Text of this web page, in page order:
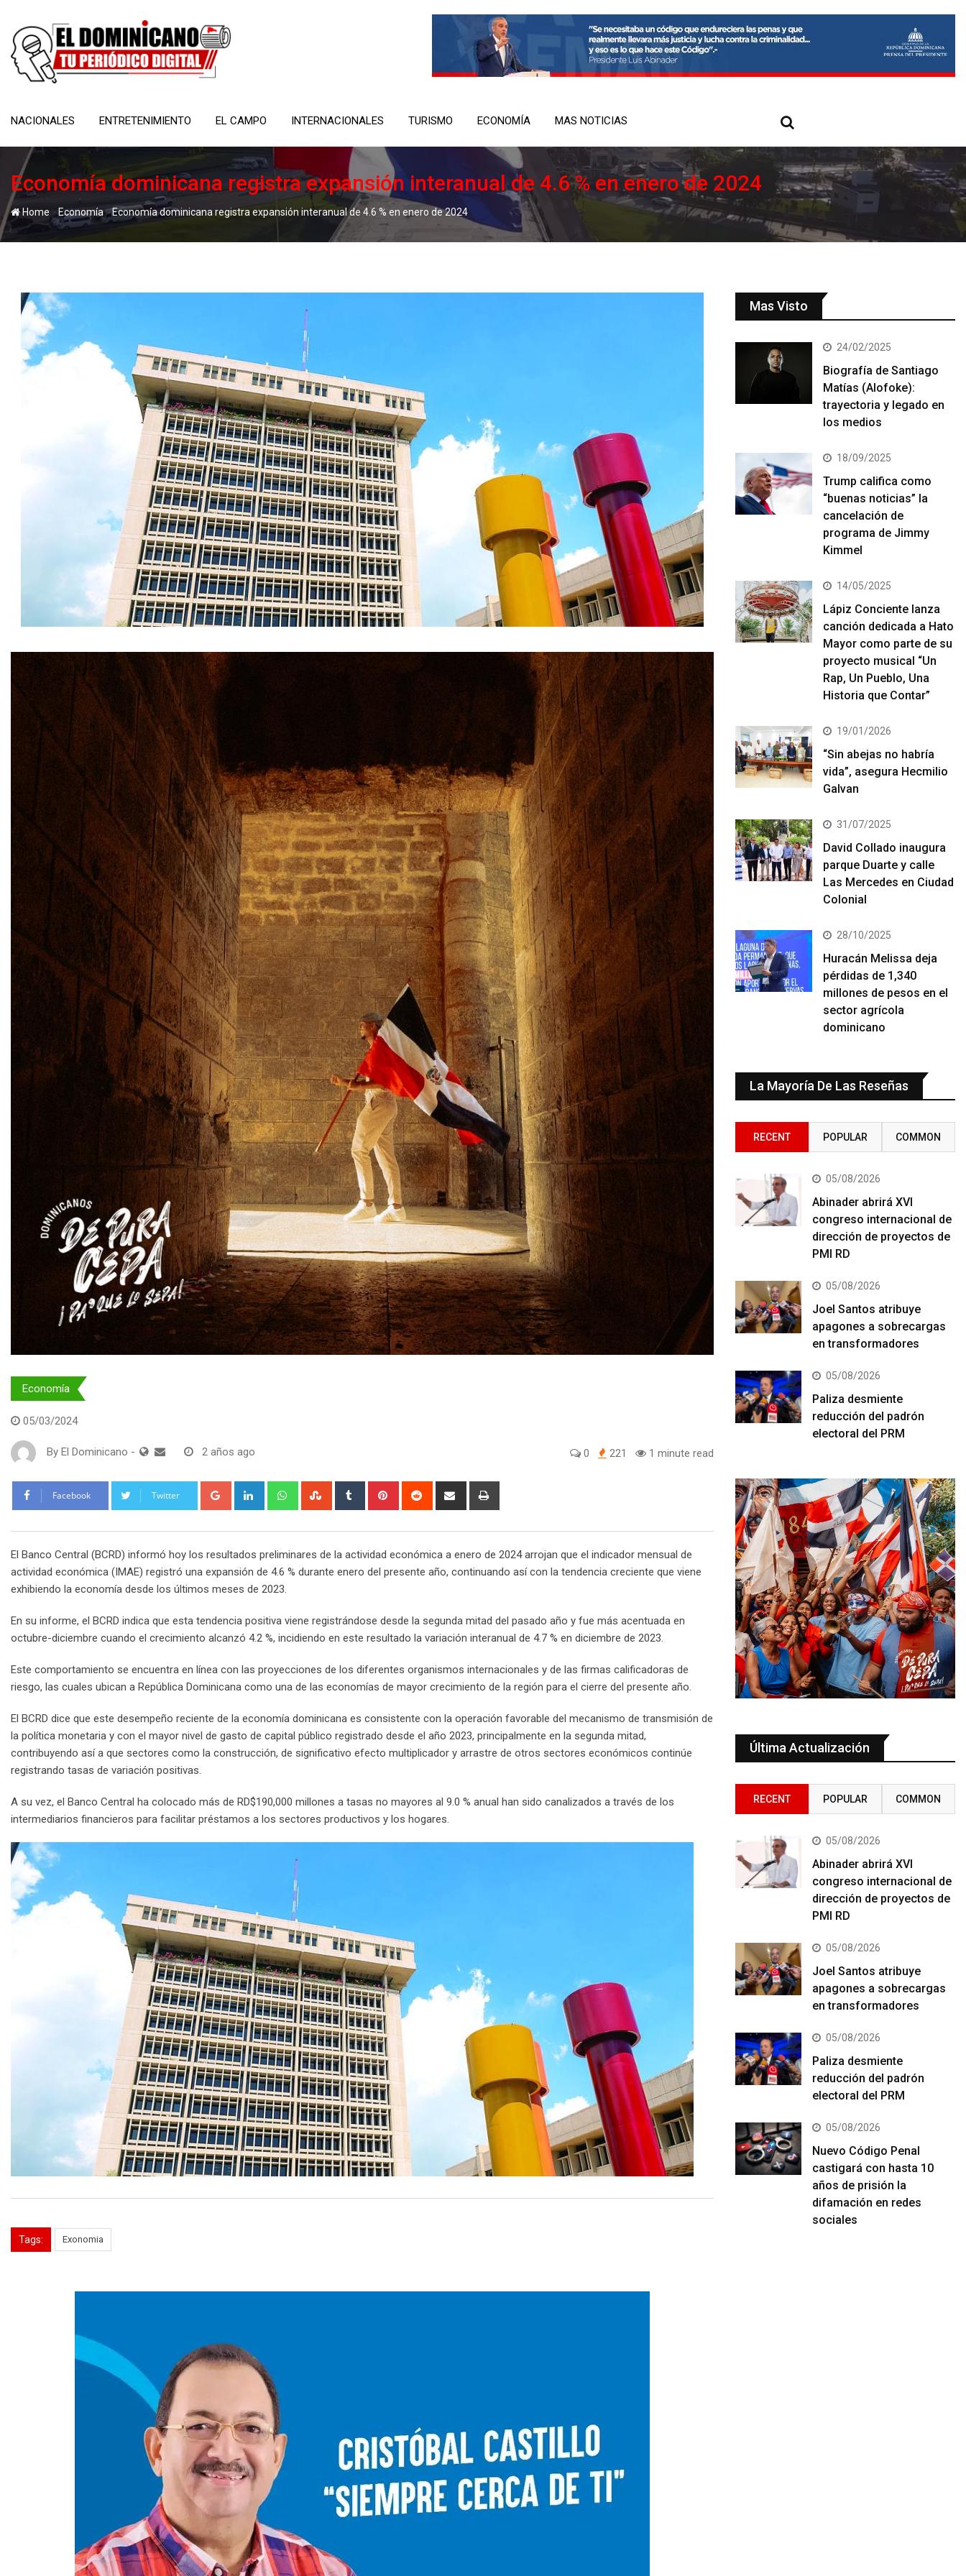
content
NACIONALES ENTRETENIMIENTO EL CAMPO INTERNACIONALES TURISMO ECONOMÍA MAS NOTICIAS
Economía dominicana registra expansión interanual de 4.6 % en enero de 2024
Home -Economía-Economía dominicana registra expansión interanual de 4.6 % en enero de 2024
Economía
05/03/2024
By El Dominicano - 2 años ago 0 221 1 minute read
Facebook Twitter Google+ LinkedIn WhatsappStumbleUpon
Tumblr Pinterest Reddit
Share
El Banco Central (BCRD) informó hoy los resultados preliminares de la actividad económica a enero de 2024 arrojan que el indicador mensual de
actividad económica (IMAE) registró una expansión de 4.6 % durante enero del presente año, continuando así con la tendencia creciente que viene
exhibiendo la economía desde los últimos meses de 2023.
En su informe, el BCRD indica que esta tendencia positiva viene registrándose desde la segunda mitad del pasado año y fue más acentuada en
octubre-diciembre cuando el crecimiento alcanzó 4.2 %, incidiendo en este resultado la variación interanual de 4.7 % en diciembre de 2023.
Este comportamiento se encuentra en línea con las proyecciones de los diferentes organismos internacionales y de las firmas calificadoras de
riesgo, las cuales ubican a República Dominicana como una de las economías de mayor crecimiento de la región para el cierre del presente año.
El BCRD dice que este desempeño reciente de la economía dominicana es consistente con la operación favorable del mecanismo de transmisión de
la política monetaria y con el mayor nivel de gasto de capital público registrado desde el año 2023, principalmente en la segunda mitad,
contribuyendo así a que sectores como la construcción, de significativo efecto multiplicador y arrastre de otros sectores económicos continúe
registrando tasas de variación positivas.
A su vez, el Banco Central ha colocado más de RD$190,000 millones a tasas no mayores al 9.0 % anual han sido canalizados a través de los
intermediarios financieros para facilitar préstamos a los sectores productivos y los hogares.
Tags: Exonomia
Mas Visto
24/02/2025
Biografía de Santiago
Matías (Alofoke):
trayectoria y legado en
los medios
18/09/2025
Trump califica como
“buenas noticias” la
cancelación de
programa de Jimmy
Kimmel
14/05/2025
Lápiz Conciente lanza
canción dedicada a Hato
Mayor como parte de su
proyecto musical “Un
Rap, Un Pueblo, Una
Historia que Contar”
19/01/2026
“Sin abejas no habría
vida”, asegura Hecmilio
Galvan
31/07/2025
David Collado inaugura
parque Duarte y calle
Las Mercedes en Ciudad
Colonial
28/10/2025
Huracán Melissa deja
pérdidas de 1,340
millones de pesos en el
sector agrícola
dominicano
La Mayoría De Las Reseñas
RECENT POPULAR COMMON
05/08/2026
Abinader abrirá XVI
congreso internacional de
dirección de proyectos de
PMI RD
05/08/2026
Joel Santos atribuye
apagones a sobrecargas
en transformadores
05/08/2026
Paliza desmiente
reducción del padrón
electoral del PRM
Última Actualización
RECENT POPULAR COMMON
05/08/2026
Abinader abrirá XVI
congreso internacional de
dirección de proyectos de
PMI RD
05/08/2026
Joel Santos atribuye
apagones a sobrecargas
en transformadores
05/08/2026
Paliza desmiente
reducción del padrón
electoral del PRM
05/08/2026
Nuevo Código Penal
castigará con hasta 10
años de prisión la
difamación en redes
sociales